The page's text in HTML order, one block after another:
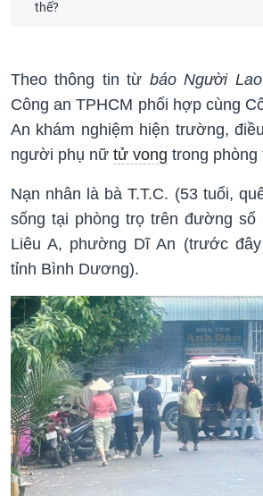
thế?
Theo thông tin từ báo Người
Công an TPHCM phối hợp cùng
An khám nghiệm hiện trường,
người phụ nữ tử vong trong phòng
Nạn nhân là bà T.T.C. (53 tuổi,
sống tại phòng trọ trên đường số
Liêu A, phường Dĩ An (trước
tỉnh Bình Dương).